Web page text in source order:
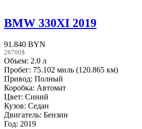
BMW 330XI 2019
91.840 BYN
28700$
Объем: 2.0 л
Пробег: 75.102 миль (120.865 км)
Привод: Полный
Коробка: Автомат
Цвет: Синий
Кузов: Седан
Двигатель: Бензин
Год: 2019